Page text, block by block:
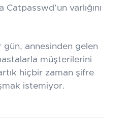
varlığını
gün, annesinden gelen
müşterilerini
hiçbir zaman şifre
istemiyor.